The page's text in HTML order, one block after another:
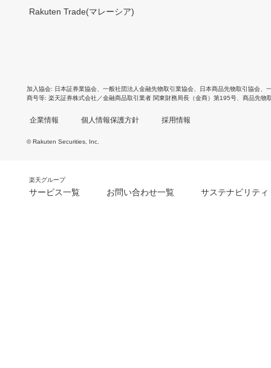
Rakuten Trade(マレーシア)
加入協会 日本証券業協会 一般社団法人金融先物取引業協会 日本商品先物取引協会
商号等 楽天証券株式会社／金融商品取引業者 関東財務局長（金商）第195号、商品先物
企業情報 個人情報保護方針 採用情報
© Rakuten Securities, Inc.
楽天グループ
サービス一覧 お問い合わせ一覧 サステナビリティ